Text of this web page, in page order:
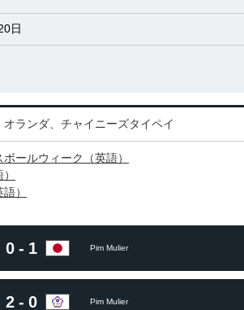
日
オランダ、チャイニーズタイペイ
ールウィーク（英語）
）
0 - 1 Pim Mulier
2 - 0 Pim Mulier